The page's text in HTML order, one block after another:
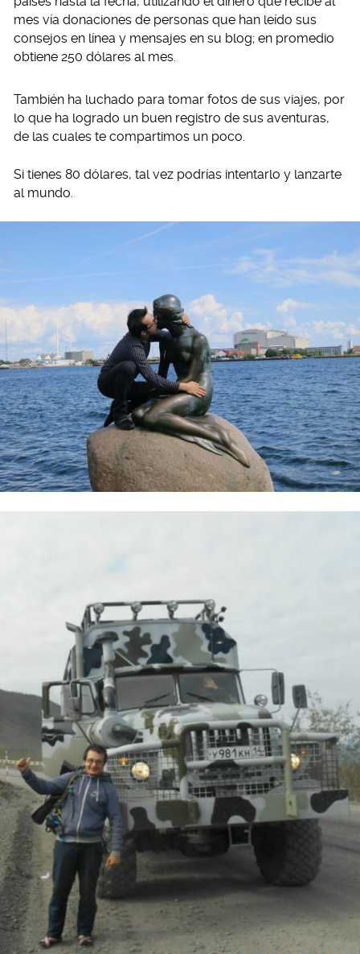
mes vía donaciones de personas que han leído sus
consejos en línea y mensajes en su blog; en promedio
obtiene 250 dólares al mes.
También ha luchado para tomar fotos de sus viajes, por
lo que ha logrado un buen registro de sus aventuras,
de las cuales te compartimos un poco.
Si tienes 80 dólares, tal vez podrías intentarlo y lanzarte
al mundo.